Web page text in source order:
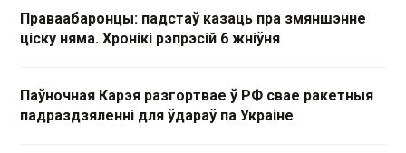
Праваабаронцы: падстаў казаць пра змяншэнне
ціску няма. Хронікі рэпрэсій 6 жніўня
Паўночная Карэя разгортвае ў РФ свае ракетныя
падраздзяленні для ўдараў па Украіне